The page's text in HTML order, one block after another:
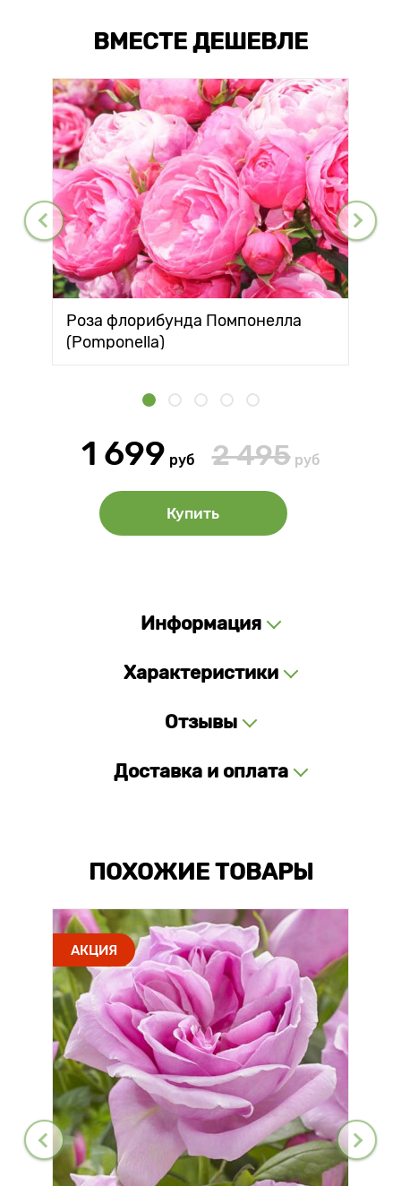
ВМЕСТЕ ДЕШЕВЛЕ
Роза флорибунда Помпонелла
(Pomponella)
1 699 руб 2 495 руб
Купить
Информация
Характеристики
Отзывы
Доставка и оплата
ПОХОЖИЕ ТОВАРЫ
АКЦИЯ